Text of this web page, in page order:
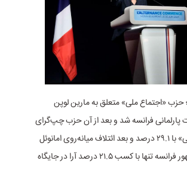
؛ حزب «اجتماع ملی» متعلق به مارین لوپن
پارلمانی فرانسه شد و بعد از آن حزب چپ‌گرای
«جبهه جدید مردمی» با ۲۹.۱ درصد و بعد ائتلاف میانه‌روی امانوئل
ماکرون، رئیس‌جمهور فرانسه تنها با کسب ۲۱.۵ درصد آرا در جایگاه